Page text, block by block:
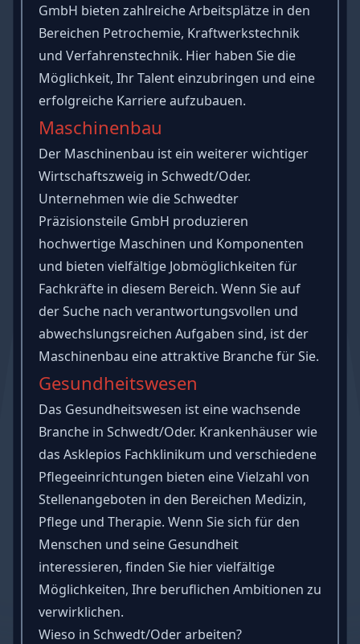
GmbH bieten zahlreiche Arbeitsplätze in den
Bereichen Petrochemie, Kraftwerkstechnik
und Verfahrenstechnik. Hier haben Sie die
Möglichkeit, Ihr Talent einzubringen und eine
erfolgreiche Karriere aufzubauen.
Maschinenbau
Der Maschinenbau ist ein weiterer wichtiger
Wirtschaftszweig in Schwedt/Oder.
Unternehmen wie die Schwedter
Präzisionsteile GmbH produzieren
hochwertige Maschinen und Komponenten
und bieten vielfältige Jobmöglichkeiten für
Fachkräfte in diesem Bereich. Wenn Sie auf
der Suche nach verantwortungsvollen und
abwechslungsreichen Aufgaben sind, ist der
Maschinenbau eine attraktive Branche für Sie.
Gesundheitswesen
Das Gesundheitswesen ist eine wachsende
Branche in Schwedt/Oder. Krankenhäuser wie
das Asklepios Fachklinikum und verschiedene
Pflegeeinrichtungen bieten eine Vielzahl von
Stellenangeboten in den Bereichen Medizin,
Pflege und Therapie. Wenn Sie sich für den
Menschen und seine Gesundheit
interessieren, finden Sie hier vielfältige
Möglichkeiten, Ihre beruflichen Ambitionen zu
verwirklichen.
Wieso in Schwedt/Oder arbeiten?